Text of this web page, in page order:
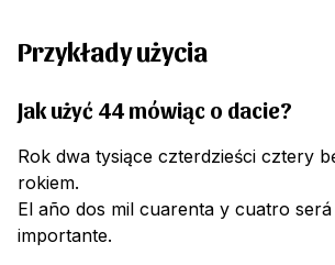
Przykłady użycia
Jak użyć 44 mówiąc o dacie?
Rok dwa tysiące czterdzieści cztery
rokiem.
El año dos mil cuarenta y cuatro
importante.